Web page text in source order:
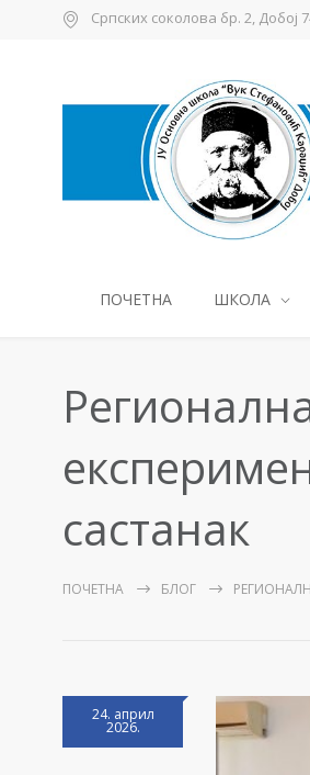
Српских соколова бр. 2, Добој
ПОЧЕТНА ШКОЛА
састанак
ПОЧЕТНА БЛОГ
24. април
2026.